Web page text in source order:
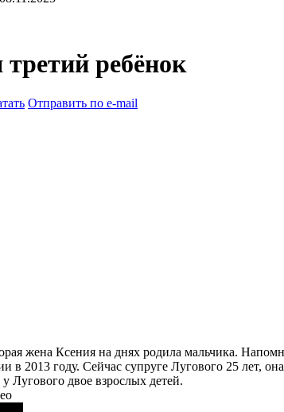
ребёнок
Отправить по e-mail
жена Ксения на днях родила мальчика.
2013 году. Сейчас супруге Лугового 25 лет,
Лугового двое взрослых детей.